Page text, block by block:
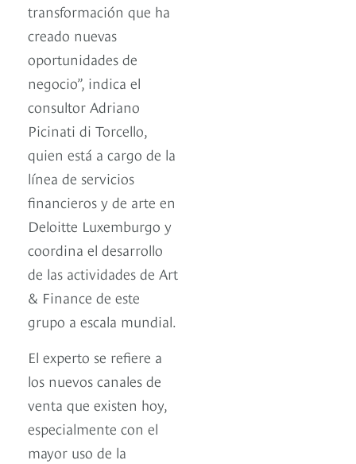
transformación que ha
creado nuevas
oportunidades de
negocio”, indica el
consultor Adriano
Picinati di Torcello,
quien está a cargo de la
línea de servicios
financieros y de arte en
Deloitte Luxemburgo y
coordina el desarrollo
de las actividades de Art
& Finance de este
grupo a escala mundial.
El experto se refiere a
los nuevos canales de
venta que existen hoy,
especialmente con el
mayor uso de la